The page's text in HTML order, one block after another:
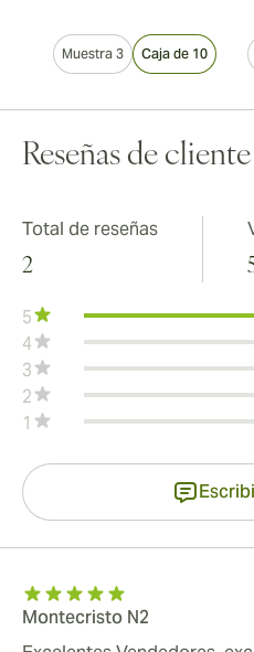
Muestra 3 Caja de 10
Reseñas de cliente
Total de reseñas
2
5
4
3
2
1
Montecristo N2